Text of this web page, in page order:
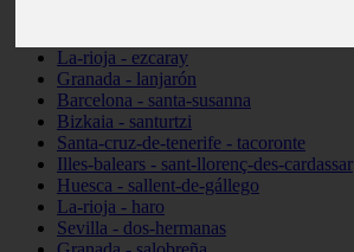
La-rioja - ezcaray
Granada - lanjarón
Barcelona - santa-susanna
Bizkaia - santurtzi
Santa-cruz-de-tenerife - tacoronte
Illes-balears - sant-llorenç-des-cardassar
Huesca - sallent-de-gállego
La-rioja - haro
Sevilla - dos-hermanas